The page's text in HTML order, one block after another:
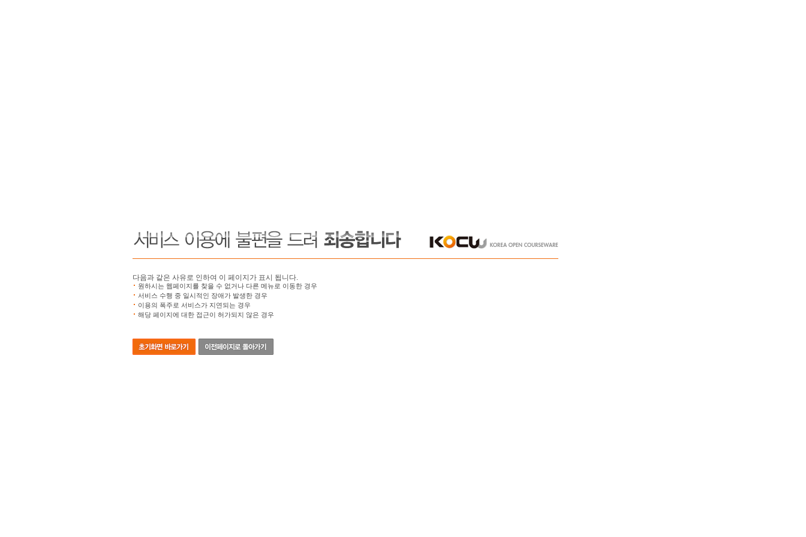
다음과 같은 사유로 인하여 이 페이지가 표시 됩니다.
원하시는 웹페이지를 찾을 수 없거나 다른 메뉴로 이동한 경우
서비스 수행 중 일시적인 장애가 발생한 경우
이용의 폭주로 서비스가 지연되는 경우
해당 페이지에 대한 접근이 허가되지 않은 경우